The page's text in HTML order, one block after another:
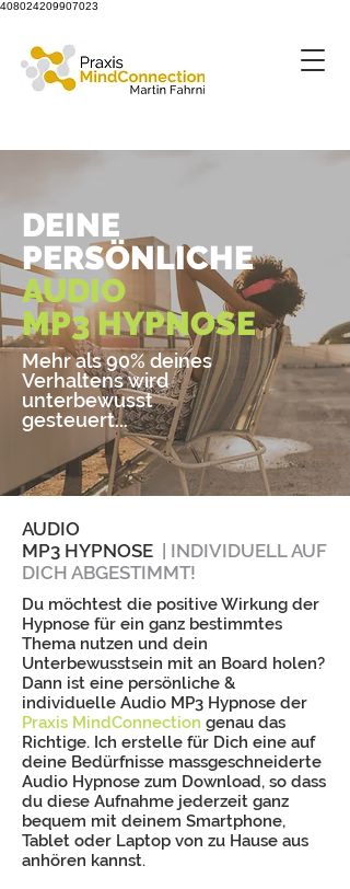
408024209907023
DEINE
PERSÖNLICHE
AUDIO
MP3 HYPNOSE
Mehr als 90% deines
Verhaltens wird
unterbewusst
gesteuert...
AUDIO
MP3 HYPNOSE
| INDIVIDUELL AUF
DICH ABGESTIMMT!
Du möchtest die positive Wirkung der
Hypnose für ein ganz bestimmtes
Thema nutzen und dein
Unterbewusstsein mit an Board holen?
Dann ist eine persönliche &
individuelle Audio MP3 Hypnose der
Praxis MindConnection genau das
Richtige. Ich erstelle für Dich eine auf
deine Bedürfnisse massgeschneiderte
Audio Hypnose zum Download, so dass
du diese Aufnahme jederzeit ganz
bequem mit deinem Smartphone,
Tablet oder Laptop von zu Hause aus
anhören kannst.